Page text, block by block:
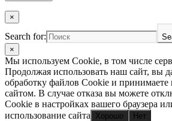
×
Search for:
×
Мы используем Cookie, в том числе
Продолжая использовать наш сайт, вы
обработку файлов Cookie и принимаете
сайтом. В случае отказа вы можете
Cookie в настройках вашего браузера
использование сайта
Хорошо
Нет